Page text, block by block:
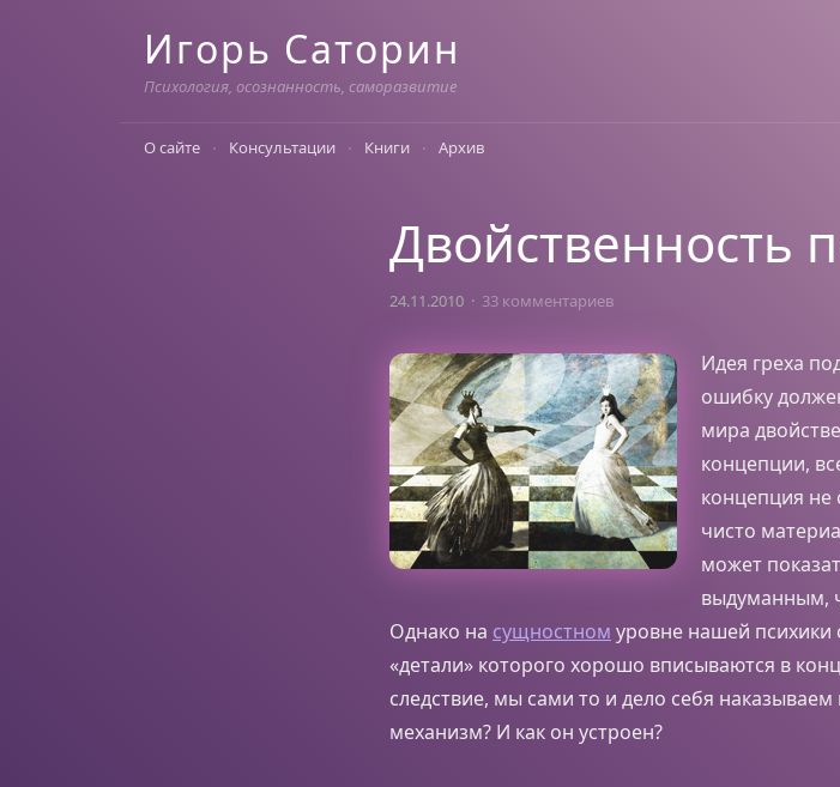
Игорь Саторин
Психология, осознанность, саморазвитие
О сайте Консультации Книги Архив
Двойственность
24.11.2010 33 комментариев
Идея греха
ошибку
мира
концепции,
концепция не
чисто
может
выдуманным,
Однако на сущностном уровне нашей психики
«детали» которого хорошо вписываются в
следствие, мы сами то и дело себя
механизм? И как он устроен?